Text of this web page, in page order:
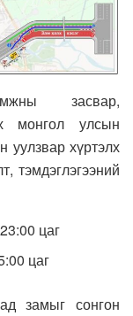
засвар,
монгол улсын
уулзвар хүртэлх
тэмдэглэгээний
цаг
цаг
замыг сонгон